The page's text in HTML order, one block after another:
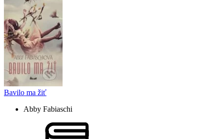
Bavilo ma žiť
Abby Fabiaschi